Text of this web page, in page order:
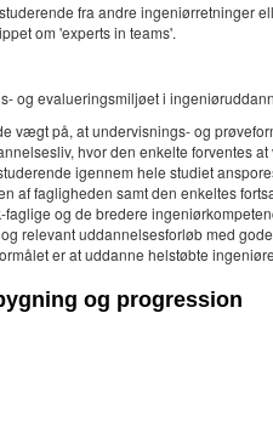
fra andre
om 'experts in teams'.
og evalueringsmiljøet i
vægt på, at undervisnings- og
hvor den enkelte
igennem hele studiet
af fagligheden samt den enkeltes
og de bredere
relevant uddannelsesforløb med
er at uddanne helstøbte
og progression